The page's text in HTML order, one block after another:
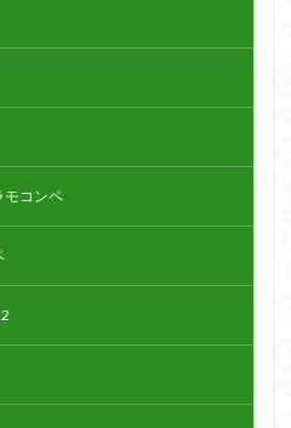
モコンペ